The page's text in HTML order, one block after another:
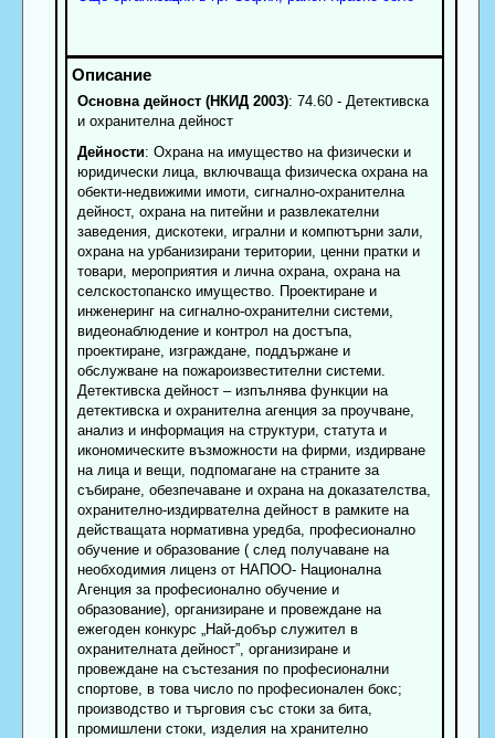
Основна дейност (НКИД 2003): 74.60 - Детективска
и охранителна дейност
Дейности: Охрана на имущество на физически и
юридически лица, включваща физическа охрана на
обекти-недвижими имоти, сигнално-охранителна
дейност, охрана на питейни и развлекателни
заведения, дискотеки, игрални и компютърни зали,
охрана на урбанизирани територии, ценни пратки и
товари, мероприятия и лична охрана, охрана на
селскостопанско имущество. Проектиране и
инженеринг на сигнално-охранителни системи,
видеонаблюдение и контрол на достъпа,
проектиране, изграждане, поддържане и
обслужване на пожароизвестителни системи.
Детективска дейност – изпълнява функции на
детективска и охранителна агенция за проучване,
анализ и информация на структури, статута и
икономическите възможности на фирми, издирване
на лица и вещи, подпомагане на страните за
събиране, обезпечаване и охрана на доказателства,
охранително-издирвателна дейност в рамките на
действащата нормативна уредба, професионално
обучение и образование ( след получаване на
необходимия лиценз от НАПОО- Национална
Агенция за професионално обучение и
образование), организиране и провеждане на
ежегоден конкурс „Най-добър служител в
охранителната дейност”, организиране и
провеждане на състезания по професионални
спортове, в това число по професионален бокс;
производство и търговия със стоки за бита,
промишлени стоки, изделия на хранително